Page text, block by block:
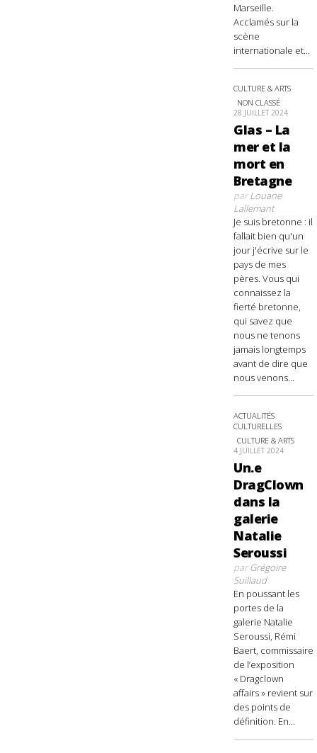
Marseille.
Acclamés sur la
scène
internationale et...
CULTURE & ARTS
NON CLASSÉ
28 JUILLET 2024
Glas – La
mer et la
mort en
Bretagne
parLouane
Lallemant
Je suis bretonne : il
fallait bien qu'un
jour j'écrive sur le
pays de mes
pères. Vous qui
connaissez la
fierté bretonne,
qui savez que
nous ne tenons
jamais longtemps
avant de dire que
nous venons...
ACTUALITÉS
CULTURELLES
CULTURE & ARTS
4 JUILLET 2024
Un.e
DragClown
dans la
galerie
Natalie
Seroussi
parGrégoire
Suillaud
En poussant les
portes de la
galerie Natalie
Seroussi, Rémi
Baert, commissaire
de l’exposition
« Dragclown
affairs » revient sur
des points de
définition. En...